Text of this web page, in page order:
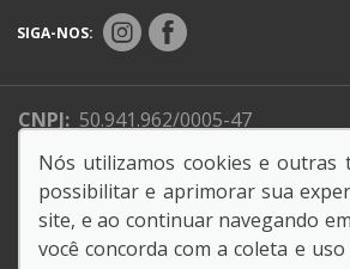
SIGA-NOS:
CNPJ: 50.941.962/0005-47
Endereço Matriz: Av. Professora
Guimarães Pellegrini, 800 - Retiro -
Nós utilizamos cookies e outras
possibilitar e aprimorar sua
site, e ao continuar navegando
você concorda com a coleta e